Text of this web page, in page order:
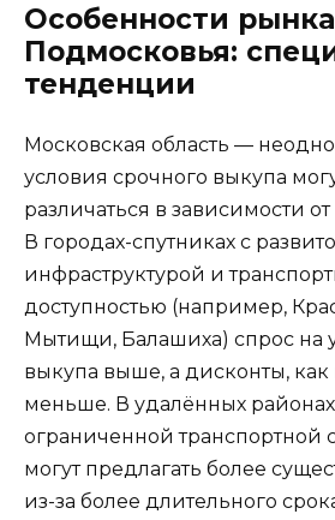
Особенности рынка
Подмосковья:
тенденции
Московская область —
условия срочного выкупа
различаться в зависимости
В городах-спутниках с
инфраструктурой и
доступностью (например,
Мытищи, Балашиха) спрос на
выкупа выше, а дисконты, как
меньше. В удалённых
ограниченной транспортной
могут предлагать более
из-за более длительного